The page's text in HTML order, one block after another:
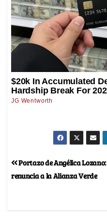
Portazo de Angélica Lozano:
renuncia a la Alianza Verde